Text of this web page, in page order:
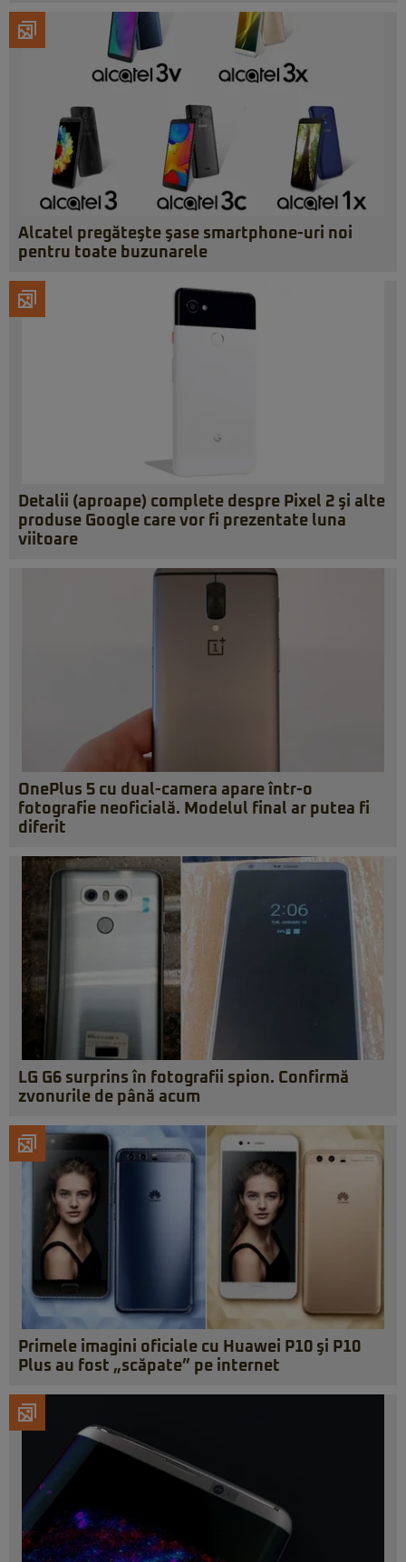
Alcatel pregăteşte şase smartphone-uri noi
pentru toate buzunarele
Detalii (aproape) complete despre Pixel 2 şi alte
produse Google care vor fi prezentate luna
viitoare
OnePlus 5 cu dual-camera apare într-o
fotografie neoficială. Modelul final ar putea fi
diferit
LG G6 surprins în fotografii spion. Confirmă
zvonurile de până acum
Primele imagini oficiale cu Huawei P10 şi P10
Plus au fost „scăpate” pe internet